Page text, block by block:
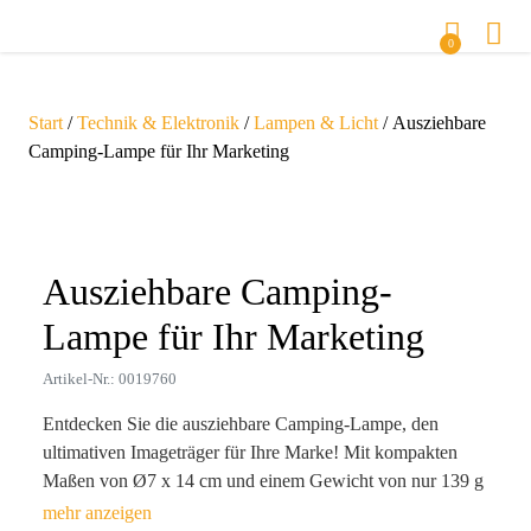
0
Start /Technik & Elektronik /Lampen & Licht / Ausziehbare
Camping-Lampe für Ihr Marketing
Ausziehbare Camping-
Lampe für Ihr Marketing
Artikel-Nr.: 0019760
Entdecken Sie die ausziehbare Camping-Lampe, den
ultimativen Imageträger für Ihre Marke! Mit kompakten
Maßen von Ø7 x 14 cm und einem Gewicht von nur 139 g
ist sie der ideale Begleiter beim Camping, Outdoor-Events